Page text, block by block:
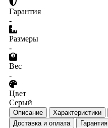
Гарантия
-
Размеры
-
Вес
-
Цвет
Серый
Описание Характеристики
Доставка и оплата
Гарантия